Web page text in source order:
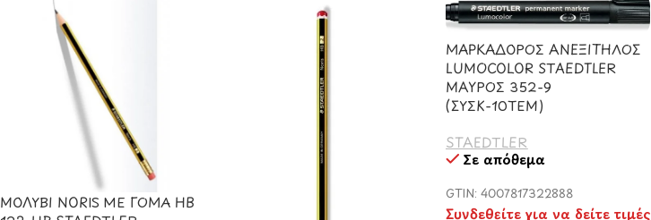
ΜΟΛΥΒΙ NORIS ΜΕ ΓΟΜΑ HB
ΜΑΡΚΑΔΟΡΟΣ ΑΝΕΞΙΤΗΛΟΣ
LUMOCOLOR STAEDTLER
ΜΑΥΡΟΣ 352-9
(ΣΥΣΚ-10ΤΕΜ)
STAEDTLER
Σε απόθεμα
GTIN: 4007817322888
Συνδεθείτε για να δείτε τιμές